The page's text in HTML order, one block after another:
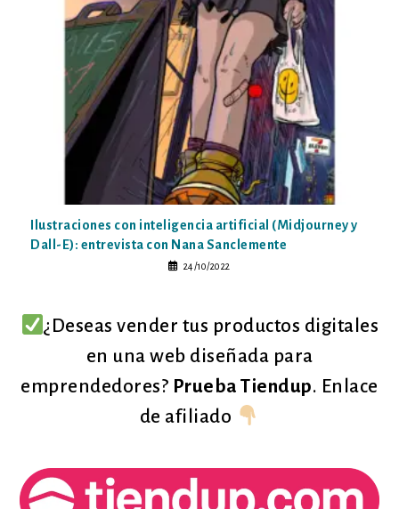
Ilustraciones con inteligencia artificial (Midjourney y
Dall-E): entrevista con Nana Sanclemente
24/10/2022
¿Deseas vender tus productos digitales
en una web diseñada para
emprendedores? Prueba Tiendup. Enlace
de afiliado